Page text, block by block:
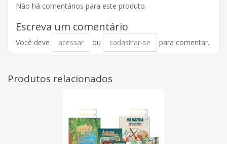
Não há comentários para este produto.
Escreva um comentário
Você deve acessar ou cadastrar-se para comentar.
Produtos relacionados